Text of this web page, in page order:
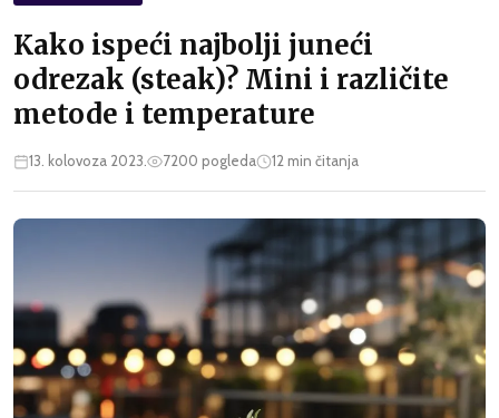
Kako ispeći najbolji juneći
odrezak (steak)? Mini i različite
metode i temperature
13. kolovoza 2023. 7200 pogleda 12min čitanja